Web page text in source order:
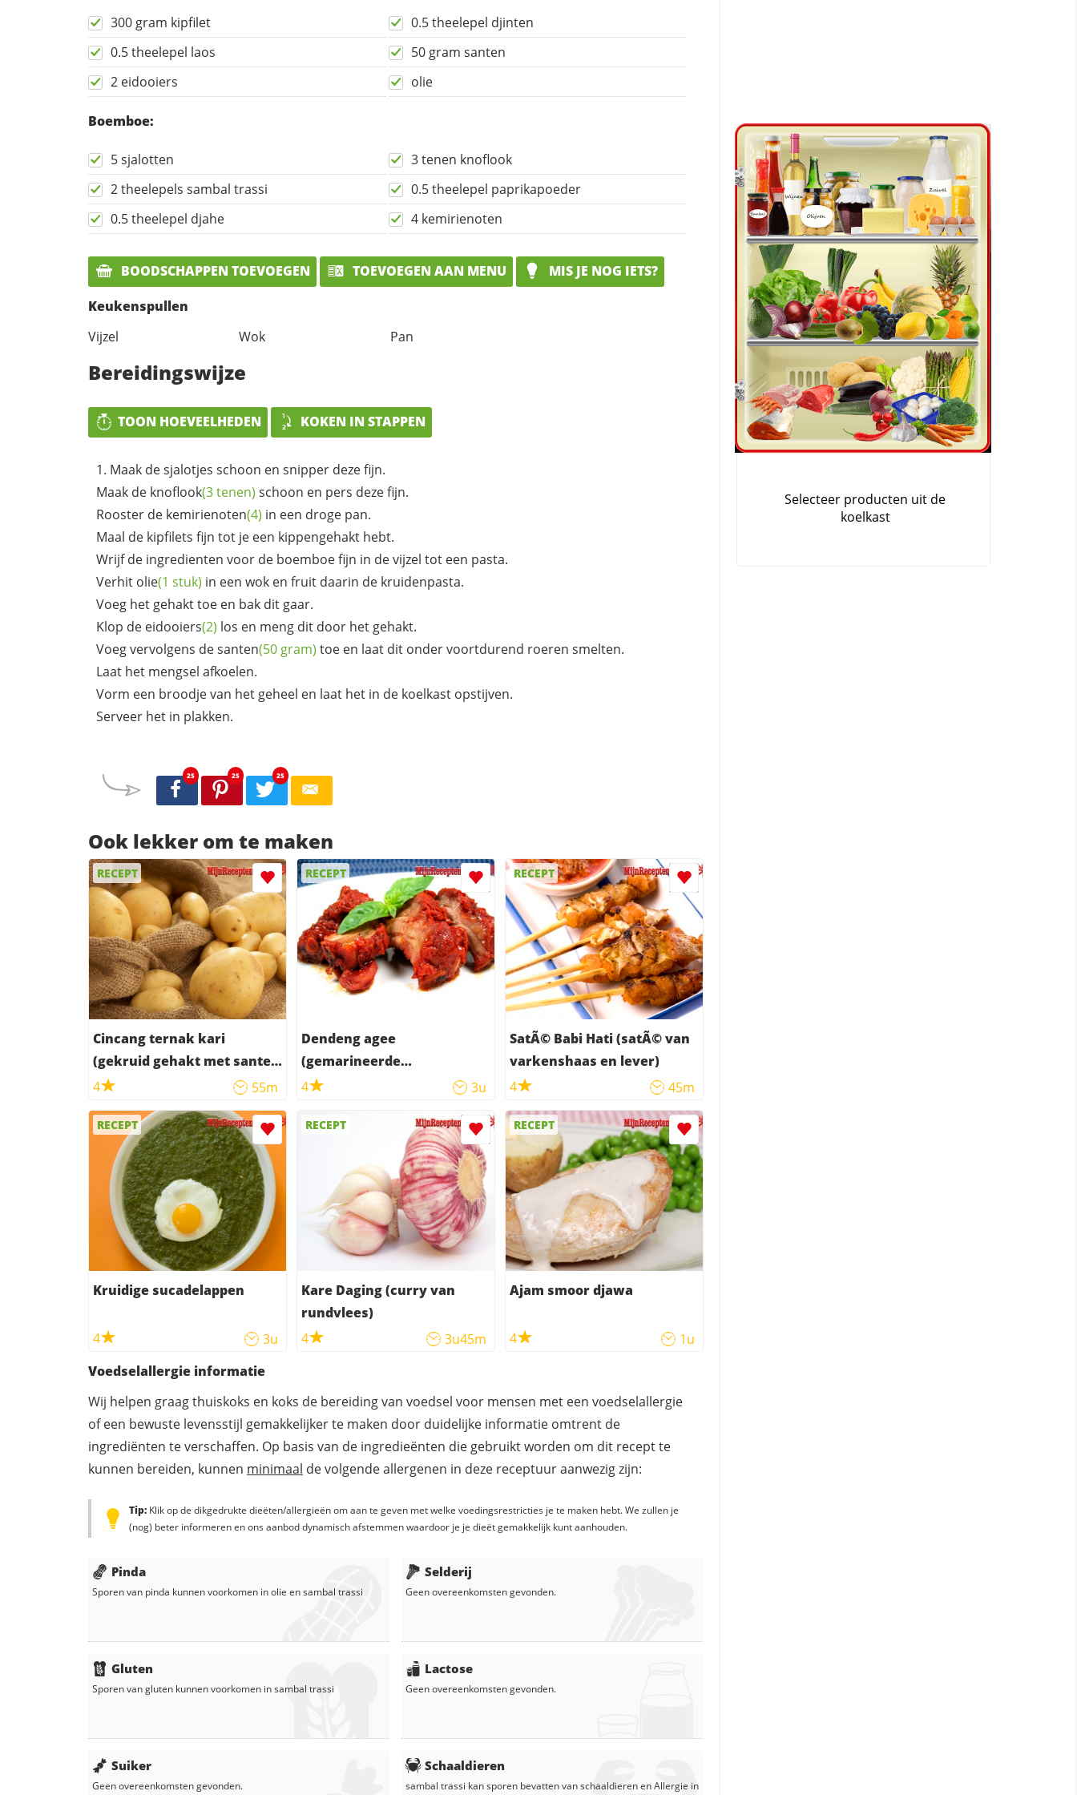
300 gram kipfilet
0.5 theelepel djinten
0.5 theelepel laos
50 gram santen
2 eidooiers
olie
Boemboe:
5 sjalotten
3 tenen knoflook
2 theelepels sambal trassi
0.5 theelepel paprikapoeder
0.5 theelepel djahe
4 kemirienoten
BOODSCHAPPEN TOEVOEGEN TOEVOEGEN AAN MENU
MIS JE NOG IETS?
Keukenspullen
Vijzel
Wok Pan
Bereidingswijze
TOON HOEVEELHEDEN KOKEN IN STAPPEN
Maak de sjalotjes schoon en snipper deze fijn.
Maak de knoflook(3 tenen) schoon en pers deze fijn.
Rooster de kemirienoten(4) in een droge pan.
Maal de kipfilets fijn tot je een kippengehakt hebt.
Wrijf de ingredienten voor de boemboe fijn in de vijzel tot een pasta.
Verhit olie(1 stuk) in een wok en fruit daarin de kruidenpasta.
Voeg het gehakt toe en bak dit gaar.
Klop de eidooiers(2) los en meng dit door het gehakt.
Voeg vervolgens desanten(50 gram) toe en laat dit onder voortdurend roeren smelten.
Laat het mengsel afkoelen.
Vorm een broodje van het geheel en laat het in de koelkast opstijven.
Serveer het in plakken.
25 25 25
Ook lekker om te maken
RECEPT
Cincang ternak kari
(gekruid gehakt met santen
en aardappel)
4 55m
RECEPT
Dendeng agee
(gemarineerde
runderlappen in kruidige
4 3u
RECEPT
SatÃ© Babi Hati (satÃ© van
varkenshaas en lever)
4
45m
RECEPT
Kruidige sucadelappen
4 3u
RECEPT
Kare Daging (curry van
rundvlees)
4
3u45m
RECEPT
Ajam smoor djawa
4
1u
Voedselallergie informatie
Wij helpen graag thuiskoks en koks de bereiding van voedsel voor mensen met een voedselallergie
of een bewuste levensstijl gemakkelijker te maken door duidelijke informatie omtrent de
ingrediënten te verschaffen. Op basis van de ingredieënten die gebruikt worden om dit recept te
kunnen bereiden, kunnen minimaal de volgende allergenen in deze receptuur aanwezig zijn:
Tip: Klik op de dikgedrukte dieëten/allergieën om aan te geven met welke voedingsrestricties je te maken hebt. We zullen je
(nog) beter informeren en ons aanbod dynamisch afstemmen waardoor je je dieët gemakkelijk kunt aanhouden.
Pinda
Sporen van pinda kunnen voorkomen inolie ensambal trassi
Gluten
Sporen van gluten kunnen voorkomen insambal trassi
Suiker
Geen overeenkomsten gevonden.
Selderij
Geen overeenkomsten gevonden.
Lactose
Geen overeenkomsten gevonden.
Schaaldieren
sambal trassi kan sporen bevatten van schaaldieren enAllergie in